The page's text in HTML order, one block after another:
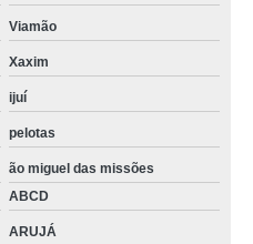
Viamão
Xaxim
ijuí
pelotas
ão miguel das missões
ABCD
ARUJÁ